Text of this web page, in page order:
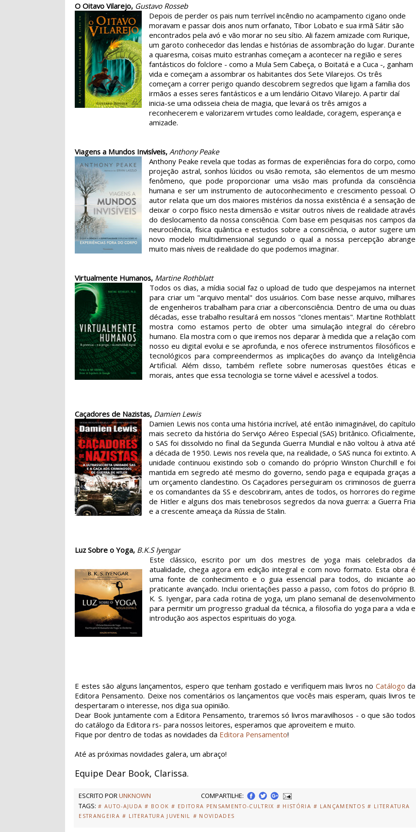
O Oitavo Vilarejo, Gustavo Rosseb
Depois de perder os pais num terrível incêndio no acampamento cigano onde
moravam e passar dois anos num orfanato, Tibor Lobato e sua irmã Sátir são
encontrados pela avó e vão morar no seu sítio. Ali fazem amizade com Rurique,
um garoto conhecedor das lendas e histórias de assombração do lugar. Durante
a quaresma, coisas muito estranhas começam a acontecer na região e seres
fantásticos do folclore - como a Mula Sem Cabeça, o Boitatá e a Cuca -, ganham
vida e começam a assombrar os habitantes dos Sete Vilarejos. Os três
começam a correr perigo quando descobrem segredos que ligam a família dos
irmãos a esses seres fantásticos e a um lendário Oitavo Vilarejo. A partir daí
inicia-se uma odisseia cheia de magia, que levará os três amigos a
reconhecerem e valorizarem virtudes como lealdade, coragem, esperança e
amizade.
Viagens a Mundos Invisíveis,Anthony Peake
Anthony Peake revela que todas as formas de experiências fora do corpo, como
projeção astral, sonhos lúcidos ou visão remota, são elementos de um mesmo
fenômeno, que pode proporcionar uma visão mais profunda da consciência
humana e ser um instrumento de autoconhecimento e crescimento pessoal. O
autor relata que um dos maiores mistérios da nossa existência é a sensação de
deixar o corpo físico nesta dimensão e visitar outros níveis de realidade através
do deslocamento da nossa consciência. Com base em pesquisas nos campos da
neurociência, física quântica e estudos sobre a consciência, o autor sugere um
novo modelo multidimensional segundo o qual a nossa percepção abrange
muito mais níveis de realidade do que podemos imaginar.
Virtualmente Humanos, Martine Rothblatt
Todos os dias, a mídia social faz o upload de tudo que despejamos na internet
para criar um "arquivo mental" dos usuários. Com base nesse arquivo, milhares
de engenheiros trabalham para criar a ciberconsciência. Dentro de uma ou duas
décadas, esse trabalho resultará em nossos "clones mentais". Martine Rothblatt
mostra como estamos perto de obter uma simulação integral do cérebro
humano. Ela mostra com o que iremos nos deparar à medida que a relação com
nosso eu digital evolui e se aprofunda, e nos oferece instrumentos filosóficos e
tecnológicos para compreendermos as implicações do avanço da Inteligência
Artificial. Além disso, também reflete sobre numerosas questões éticas e
morais, antes que essa tecnologia se torne viável e acessível a todos.
Caçadores de Nazistas, Damien Lewis
Damien Lewis nos conta uma história incrível, até então inimaginável, do capítulo
mais secreto da história do Serviço Aéreo Especial (SAS) britânico. Oficialmente,
o SAS foi dissolvido no final da Segunda Guerra Mundial e não voltou à ativa até
a década de 1950. Lewis nos revela que, na realidade, o SAS nunca foi extinto. A
unidade continuou existindo sob o comando do próprio Winston Churchill e foi
mantida em segredo até mesmo do governo, sendo paga e equipada graças a
um orçamento clandestino. Os Caçadores perseguiram os criminosos de guerra
e os comandantes da SS e descobriram, antes de todos, os horrores do regime
de Hitler e alguns dos mais tenebrosos segredos da nova guerra: a Guerra Fria
e a crescente ameaça da Rússia de Stalin.
Luz Sobre o Yoga, B.K.S Iyengar
Este clássico, escrito por um dos mestres de yoga mais celebrados da
atualidade, chega agora em edição integral e com novo formato. Esta obra é
uma fonte de conhecimento e o guia essencial para todos, do iniciante ao
praticante avançado. Inclui orientações passo a passo, com fotos do próprio B.
K. S. Iyengar, para cada rotina de yoga, um plano semanal de desenvolvimento
para permitir um progresso gradual da técnica, a filosofia do yoga para a vida e
introdução aos aspectos espirituais do yoga.
E estes são alguns lançamentos, espero que tenham gostado e verifiquem mais livros no Catálogo da
Editora Pensamento. Deixe nos comentários os lançamentos que vocês mais esperam, quais livros te
despertaram o interesse, nos diga sua opinião.
Dear Book juntamente com a Editora Pensamento, traremos só livros maravilhosos - o que são todos
do catálogo da Editora rs- para nossos leitores, esperamos que aproveitem e muito.
Fique por dentro de todas as novidades da Editora Pensamento!
Até as próximas novidades galera, um abraço!
Equipe Dear Book, Clarissa.
ESCRITO PORUNKNOWN
COMPARTILHE:
TAGS: # AUTO-AJUDA # BOOK # EDITORA PENSAMENTO-CULTRIX # HISTÓRIA # LANÇAMENTOS # LITERATURA
ESTRANGEIRA # LITERATURA JUVENIL # NOVIDADES